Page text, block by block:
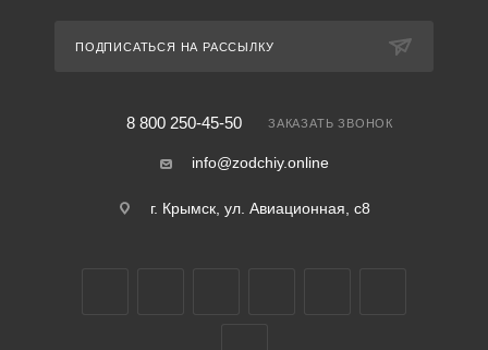
ПОДПИСАТЬСЯ НА РАССЫЛКУ
8 800 250-45-50 ЗАКАЗАТЬ ЗВОНОК
info@zodchiy.online
г. Крымск, ул. Авиационная, с8